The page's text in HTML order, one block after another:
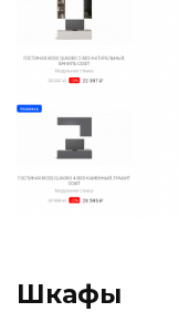
Шкафы